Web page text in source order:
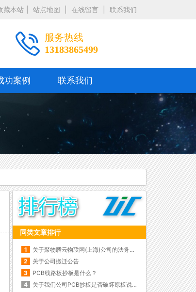
藏本站 站点地图 在线留言 联系我们
服务热线
13183865499
功案例 联系我们
同类文章排行
1
关于聚物腾云物联网(上海)公司的法务函内部公告
2
关于公司搬迁公告
3
PCB线路板抄板是什么？
4
关于我们公司PCB抄板是否破坏原板说明